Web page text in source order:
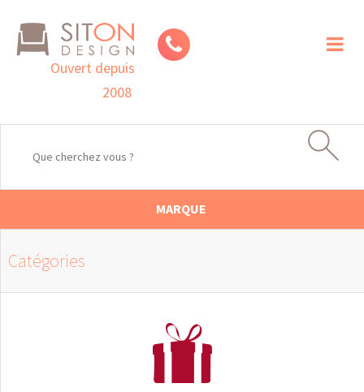
Ouvert depuis
2008
MARQUE
Catégories